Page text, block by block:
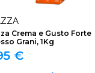
Crema e Gusto Forte
Grani, 1Kg
€